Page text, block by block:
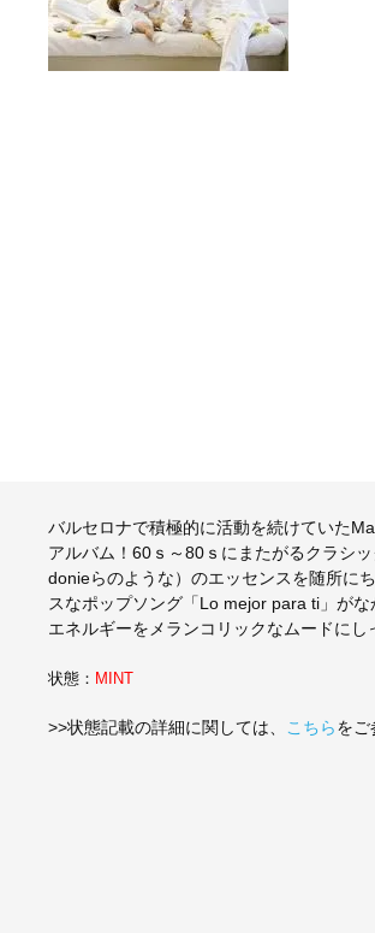
バルセロナで積極的に活動を続けていた
アルバム！60ｓ～80ｓにまたがるクラシ
donieらのような）のエッセンスを随所に
スなポップソング「Lo mejor para ti」が
エネルギーをメランコリックなムードにし
状態： MINT
>>状態記載の詳細に関しては、 こちらをご